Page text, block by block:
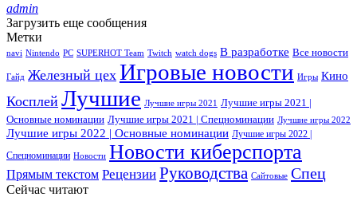
admin
Загрузить еще сообщения
Метки
navi Nintendo PC SUPERHOT Team Twitch watch dogs В разработке Все новости
Гайд Железный цех Игровые новости Игры Кино
Косплей Лучшие Лучшие игры 2021
Лучшие игры 2021 |
Основные номинации Лучшие игры 2021 | Спецноминации Лучшие игры 2022
Лучшие игры 2022 | Основные номинации Лучшие игры 2022 |
Спецноминации Новости Новости киберспорта
Прямым текстом Рецензии Руководства Сайтовые Спец
Сейчас читают